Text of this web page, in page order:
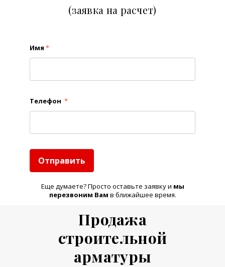
(заявка на расчет)
Имя *
Телефон *
Отправить
Еще думаете? Просто оставьте заявку и мы
перезвоним Вам в ближайшее время.
Продажа
строительной
арматуры